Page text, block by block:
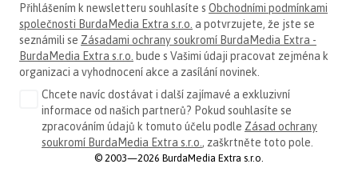
Přihlášením k newsletteru souhlasíte s Obchodními podmínkami
společnosti BurdaMedia Extra s.r.o. a potvrzujete, že jste se
seznámili se Zásadami ochrany soukromí BurdaMedia Extra -
BurdaMedia Extra s.r.o. bude s Vašimi údaji pracovat zejména k
organizaci a vyhodnocení akce a zasílání novinek.
Chcete navíc dostávat i další zajímavé a exkluzivní
informace od našich partnerů? Pokud souhlasíte se
zpracováním údajů k tomuto účelu podle Zásad ochrany
soukromí BurdaMedia Extra s.r.o., zaškrtněte toto pole.
© 2003—2026 BurdaMedia Extra s.r.o.